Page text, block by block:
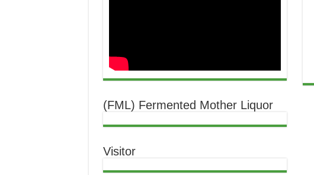
(FML) Fermented Mother Liquor
Visitor